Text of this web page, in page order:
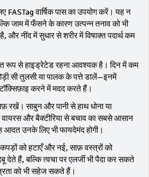
वार्षिक पास का उपयोग करें। यह न
जाम में फँसने के कारण उत्पन्न तनाव को भी
नींद में सुधार से शरीर में विषाक्त पदार्थ कम
रूप से हाइड्रेटेड रहना आवश्यक है। दिन में कम
सी तुलसी या पालक के पत्ते डालें—इनमें
करने में मदद करते हैं।
रखें। साबुन और पानी से हाथ धोना या
और बैक्टीरिया से बचाव का सबसे आसान
आदत उनके लिए भी फायदेमंद होगी।
को हटाएँ और नई, साफ़ वस्त्रों को
देते हैं, बल्कि त्वचा पर एलर्जी भी पैदा कर सकते
को भी सहेज सकते हैं।